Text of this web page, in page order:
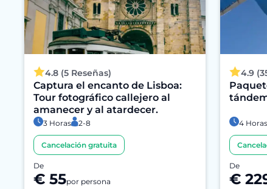
4.8 (5 Reseñas)
Captura el encanto de Lisboa:
Tour fotográfico callejero al
amanecer y al atardecer.
3 Horas 2-8
Cancelación gratuita
De
€ 55por persona
4.9
4 Horas
De
€